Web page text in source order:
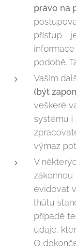
právo na
přístup -
podobě.
Vaším
(být
veškeré
systému i
výmaz
V
zákonnou
evidovat
lhůtu
případě
údaje,
O